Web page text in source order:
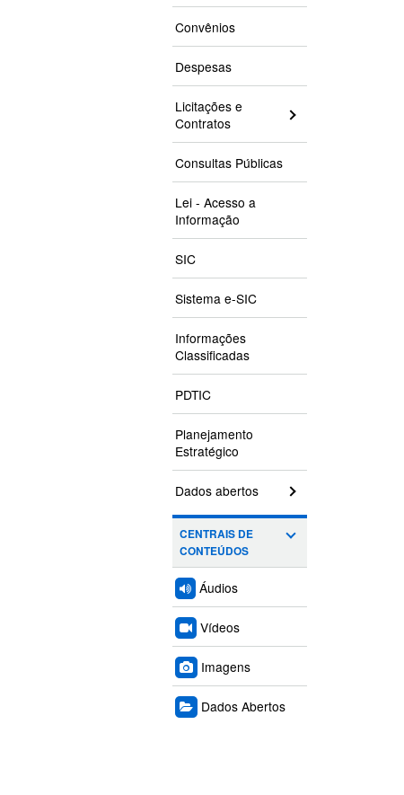
Convênios
Despesas
Licitações e
Contratos
Consultas Públicas
Lei - Acesso a
Informação
SIC
Sistema e-SIC
Informações
Classificadas
PDTIC
Planejamento
Estratégico
Dados abertos
CENTRAIS DE
CONTEÚDOS
Áudios
Vídeos
Imagens
Dados Abertos